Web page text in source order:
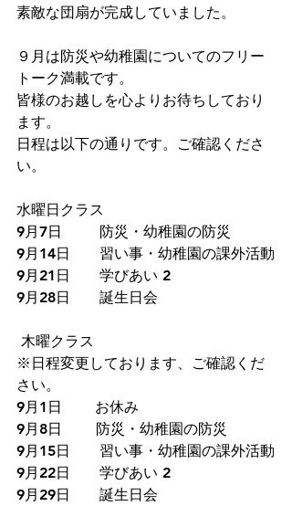
素敵な団扇が完成していました。
９月は防災や幼稚園についてのフリー
トーク満載です。
皆様のお越しを心よりお待ちしており
ます。
日程は以下の通りです。ご確認くださ
い。
水曜日クラス
9月7日　     防災・幼稚園の防災
9月14日　　習い事・幼稚園の課外活動
9月21日　　学びあい 2
9月28日　　誕生日会
木曜クラス
※日程変更しております、ご確認くだ
さい。
9月1日　    お休み
9月8日　　 防災・幼稚園の防災
9月15日　　習い事・幼稚園の課外活動
9月22日　　学びあい 2
9月29日　　誕生日会